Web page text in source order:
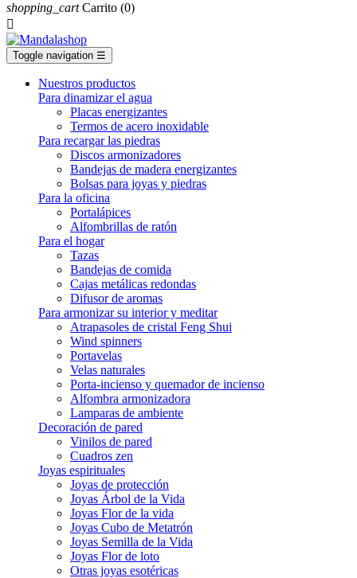
shopping_cart Carrito (0)

Toggle navigation ☰
Nuestros productos
Para dinamizar el agua
Placas energizantes
Termos de acero inoxidable
Para recargar las piedras
Discos armonizadores
Bandejas de madera energizantes
Bolsas para joyas y piedras
Para la oficina
Portalápices
Alfombrillas de ratón
Para el hogar
Tazas
Bandejas de comida
Cajas metálicas redondas
Difusor de aromas
Para armonizar su interior y meditar
Atrapasoles de cristal Feng Shui
Wind spinners
Portavelas
Velas naturales
Porta-incienso y quemador de incienso
Alfombra armonizadora
Lamparas de ambiente
Decoración de pared
Vinilos de pared
Cuadros zen
Joyas espirituales
Joyas de protección
Joyas Árbol de la Vida
Joyas Flor de la vida
Joyas Cubo de Metatrón
Joyas Semilla de la Vida
Joyas Flor de loto
Otras joyas esotéricas